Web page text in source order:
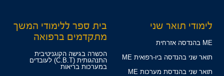
לימודי תואר שני
ME בהנדסה אזרחית
תואר שני בהנדסה ביו-רפואית ME
תואר שני בהנדסת מערכות ME
בית ספר ללימודי המשך
מתקדמים ברפואה
הכשרה בגישה הקוגניטיבית
התנהגותית (C.B.T) לעובדים
במערכות בריאות